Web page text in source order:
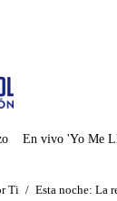
En vivo 'Yo Me
Ti / Esta noche: La